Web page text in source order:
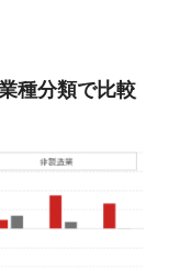
種分類で比較